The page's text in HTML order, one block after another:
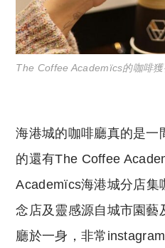
The Coffee Academïcs的咖啡獲
海港城的咖啡廳真的是一
的還有The Coffee
Academïcs海港城分店集
念店及靈感源自城市園藝
廳於一身，非常